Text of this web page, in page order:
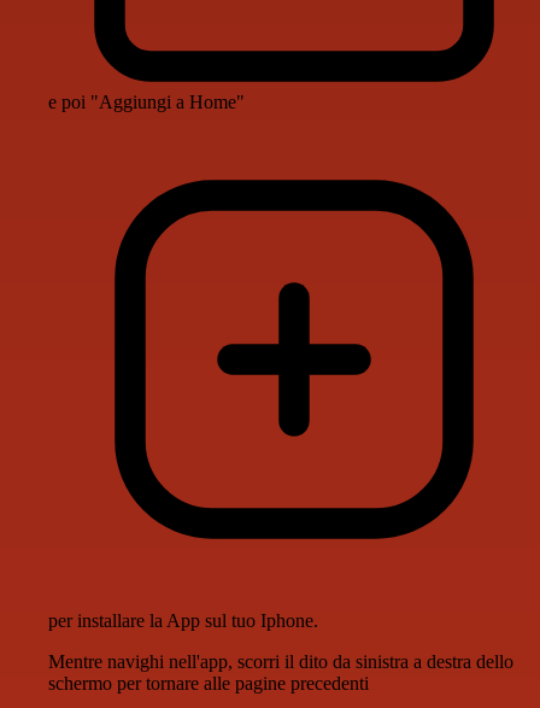
e poi "Aggiungi a Home"
per installare la App sul tuo Iphone.
Mentre navighi nell'app, scorri il dito da sinistra a destra dello
schermo per tornare alle pagine precedenti